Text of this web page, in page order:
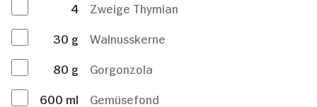
4
Zweige Thymian
30 g
Walnusskerne
80 g
Gorgonzola
600 ml
Gemüsefond